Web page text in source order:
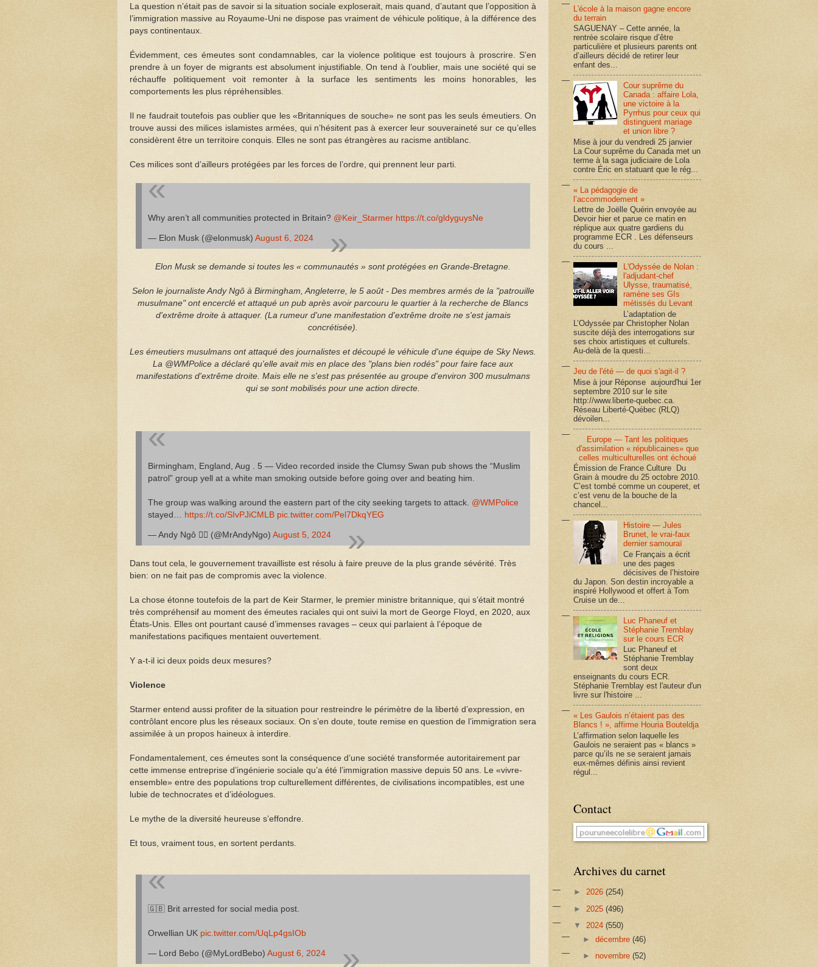
La question n’était pas de savoir si la situation sociale exploserait, mais quand, d’autant que l’opposition à
l’immigration massive au Royaume-Uni ne dispose pas vraiment de véhicule politique, à la différence des
pays continentaux.
Évidemment, ces émeutes sont condamnables, car la violence politique est toujours à proscrire. S’en
prendre à un foyer de migrants est absolument injustifiable. On tend à l’oublier, mais une société qui se
réchauffe politiquement voit remonter à la surface les sentiments les moins honorables, les
comportements les plus répréhensibles.
Il ne faudrait toutefois pas oublier que les «Britanniques de souche» ne sont pas les seuls émeutiers. On
trouve aussi des milices islamistes armées, qui n’hésitent pas à exercer leur souveraineté sur ce qu’elles
considèrent être un territoire conquis. Elles ne sont pas étrangères au racisme antiblanc.
Ces milices sont d’ailleurs protégées par les forces de l’ordre, qui prennent leur parti.
Why aren’t all communities protected in Britain? @Keir_Starmer https://t.co/gldyguysNe
— Elon Musk (@elonmusk) August 6, 2024
Elon Musk se demande si toutes les « communautés » sont protégées en Grande-Bretagne.
Selon le journaliste Andy Ngô à Birmingham, Angleterre, le 5 août - Des membres armés de la "patrouille
musulmane" ont encerclé et attaqué un pub après avoir parcouru le quartier à la recherche de Blancs
d'extrême droite à attaquer. (La rumeur d'une manifestation d'extrême droite ne s'est jamais
concrétisée).
Les émeutiers musulmans ont attaqué des journalistes et découpé le véhicule d'une équipe de Sky News.
La @WMPolice a déclaré qu'elle avait mis en place des "plans bien rodés" pour faire face aux
manifestations d'extrême droite. Mais elle ne s'est pas présentée au groupe d'environ 300 musulmans
qui se sont mobilisés pour une action directe.
Birmingham, England, Aug . 5 — Video recorded inside the Clumsy Swan pub shows the “Muslim
patrol” group yell at a white man smoking outside before going over and beating him.
The group was walking around the eastern part of the city seeking targets to attack. @WMPolice
stayed… https://t.co/SIvPJiCMLB pic.twitter.com/Pel7DkqYEG
— Andy Ngô 🏳️‍🌈 (@MrAndyNgo) August 5, 2024
Dans tout cela, le gouvernement travailliste est résolu à faire preuve de la plus grande sévérité. Très
bien: on ne fait pas de compromis avec la violence.
La chose étonne toutefois de la part de Keir Starmer, le premier ministre britannique, qui s’était montré
très compréhensif au moment des émeutes raciales qui ont suivi la mort de George Floyd, en 2020, aux
États-Unis. Elles ont pourtant causé d’immenses ravages – ceux qui parlaient à l’époque de
manifestations pacifiques mentaient ouvertement.
Y a-t-il ici deux poids deux mesures?
Violence
Starmer entend aussi profiter de la situation pour restreindre le périmètre de la liberté d’expression, en
contrôlant encore plus les réseaux sociaux. On s’en doute, toute remise en question de l’immigration sera
assimilée à un propos haineux à interdire.
Fondamentalement, ces émeutes sont la conséquence d’une société transformée autoritairement par
cette immense entreprise d’ingénierie sociale qu’a été l’immigration massive depuis 50 ans. Le «vivre-
ensemble» entre des populations trop culturellement différentes, de civilisations incompatibles, est une
lubie de technocrates et d’idéologues.
Le mythe de la diversité heureuse s’effondre.
Et tous, vraiment tous, en sortent perdants.
🇬🇧 Brit arrested for social media post.
Orwellian UK pic.twitter.com/UqLp4gsIOb
— Lord Bebo (@MyLordBebo) August 6, 2024
L'école à la maison gagne encore
du terrain
SAGUENAY – Cette année, la
rentrée scolaire risque d’être
particulière et plusieurs parents ont
d’ailleurs décidé de retirer leur
enfant des...
Cour suprême du
Canada : affaire Lola,
une victoire à la
Pyrrhus pour ceux qui
distinguent mariage
et union libre ?
Mise à jour du vendredi 25 janvier
La Cour suprême du Canada met un
terme à la saga judiciaire de Lola
contre Éric en statuant que le rég...
« La pédagogie de
l’accommodement »
Lettre de Joëlle Quérin envoyée au
Devoir hier et parue ce matin en
réplique aux quatre gardiens du
programme ECR . Les défenseurs
du cours ...
L'Odyssée de Nolan :
l'adjudant-chef
Ulysse, traumatisé,
ramène ses GIs
métissés du Levant
L’adaptation de
L’Odyssée par Christopher Nolan
suscite déjà des interrogations sur
ses choix artistiques et culturels.
Au-delà de la questi...
Jeu de l'été — de quoi s'agit-il ?
Mise à jour Réponse aujourd'hui 1er
septembre 2010 sur le site
http://www.liberte-quebec.ca.
Réseau Liberté-Québec (RLQ)
dévoilen...
Europe — Tant les politiques
d'assimilation « républicaines» que
celles multiculturelles ont échoué
Émission de France Culture Du
Grain à moudre du 25 octobre 2010.
C’est tombé comme un couperet, et
c’est venu de la bouche de la
chancel...
Histoire — Jules
Brunet, le vrai-faux
dernier samouraï
Ce Français a écrit
une des pages
décisives de l’histoire
du Japon. Son destin incroyable a
inspiré Hollywood et offert à Tom
Cruise un de...
Luc Phaneuf et
Stéphanie Tremblay
sur le cours ECR
Luc Phaneuf et
Stéphanie Tremblay
sont deux
enseignants du cours ECR.
Stéphanie Tremblay est l'auteur d'un
livre sur l'histoire ...
« Les Gaulois n’étaient pas des
Blancs ! », affirme Houria Bouteldja
L’affirmation selon laquelle les
Gaulois ne seraient pas « blancs »
parce qu’ils ne se seraient jamais
eux-mêmes définis ainsi revient
régul...
Contact
Archives du carnet
► 2026 (254)
► 2025 (496)
▼ 2024 (550)
►décembre(46)
► novembre(52)